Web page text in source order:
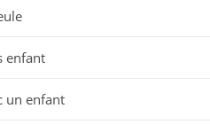
enfant
un enfant